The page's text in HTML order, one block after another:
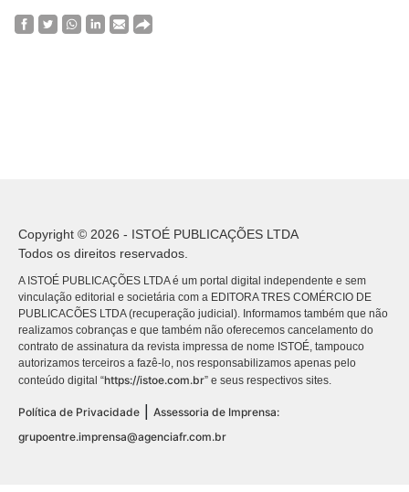
Copyright © 2026 - ISTOÉ PUBLICAÇÕES LTDA
Todos os direitos reservados.
A ISTOÉ PUBLICAÇÕES LTDA é um portal digital independente e sem
vinculação editorial e societária com a EDITORA TRES COMÉRCIO DE
PUBLICACÕES LTDA (recuperação judicial). Informamos também que não
realizamos cobranças e que também não oferecemos cancelamento do
contrato de assinatura da revista impressa de nome ISTOÉ, tampouco
autorizamos terceiros a fazê-lo, nos responsabilizamos apenas pelo
conteúdo digital “https://istoe.com.br” e seus respectivos sites.
Política de Privacidade
Assessoria de Imprensa:
grupoentre.imprensa@agenciafr.com.br